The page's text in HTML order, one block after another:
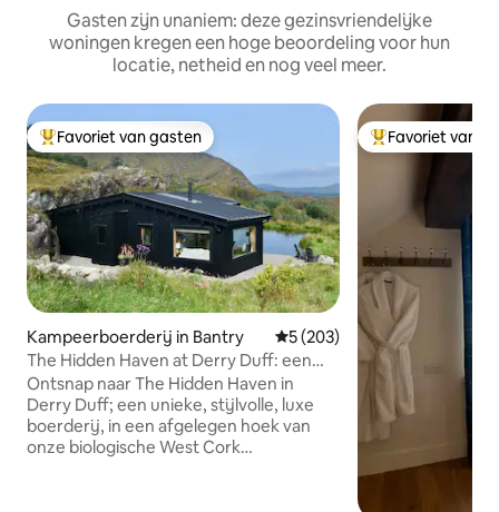
Gasten zijn unaniem: deze gezinsvriendelijke
woningen kregen een hoge beoordeling voor hun
locatie, netheid en nog veel meer.
Topfavoriet van gasten
Favoriet van gasten
Kampeerboerderij in Bantry Gemiddelde beoordeling
5 (203)
The Hidden Haven at Derry Duff: een
romantisch toevluchtsoord
Ontsnap naar The Hidden Haven in
Derry Duff; een unieke, stijlvolle, luxe
boerderij, in een afgelegen hoek van
onze biologische West Cork
Topfavoriet van
Favoriet van